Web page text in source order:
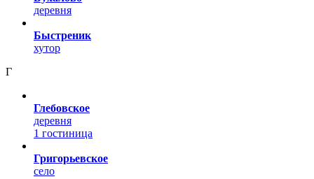
деревня
Быстреник
хутор
Г
Глебовское
деревня
1 гостиница
Григорьевское
село